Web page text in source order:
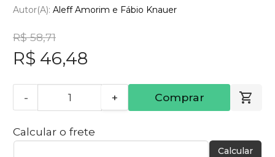
Autor(a): Aleff Amorim e Fábio Knauer
R$ 58,71
R$ 46,48
- + Comprar
Calcular o frete
Calcular